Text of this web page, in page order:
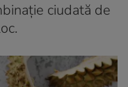
ciudată de